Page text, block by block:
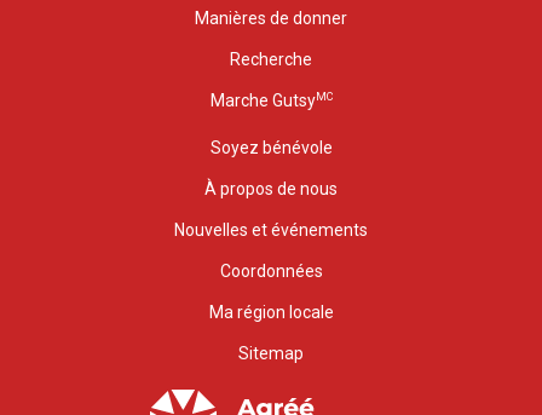
Manières de donner
Recherche
Marche GutsyMC
Soyez bénévole
À propos de nous
Nouvelles et événements
Coordonnées
Ma région locale
Sitemap